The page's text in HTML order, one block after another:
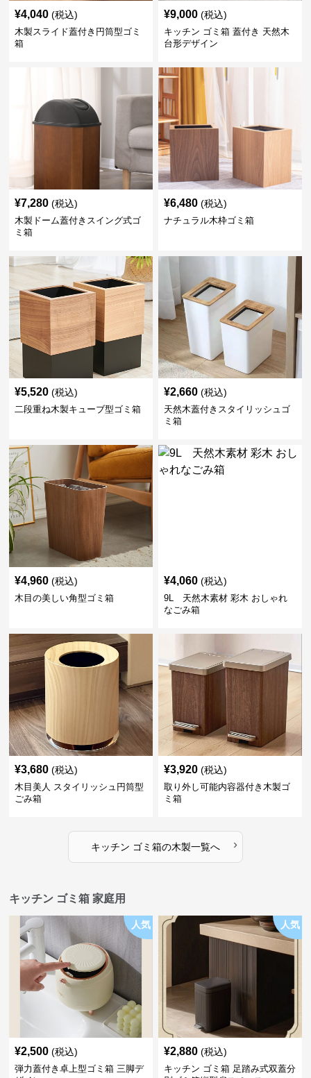
¥4,040 (税込)
木製スライド蓋付き円筒型ゴミ
箱
¥9,000 (税込)
キッチン ゴミ箱 蓋付き 天然木
台形デザイン
¥7,280 (税込)
木製ドーム蓋付きスイング式ゴ
ミ箱
¥6,480 (税込)
ナチュラル木枠ゴミ箱
¥5,520 (税込)
二段重ね木製キューブ型ゴミ箱
¥2,660 (税込)
天然木蓋付きスタイリッシュゴ
ミ箱
¥4,960 (税込)
木目の美しい角型ゴミ箱
¥4,060 (税込)
9L 天然木素材 彩木 おしゃれ
なごみ箱
¥3,680 (税込)
木目美人 スタイリッシュ円筒型
ごみ箱
¥3,920 (税込)
取り外し可能内容器付き木製ゴ
ミ箱
キッチン ゴミ箱の木製一覧へ ›
キッチン ゴミ箱 家庭用
人気
¥2,500 (税込)
弾力蓋付き卓上型ゴミ箱 三脚デ
人気
¥2,880 (税込)
キッチン ゴミ箱 足踏み式双蓋分